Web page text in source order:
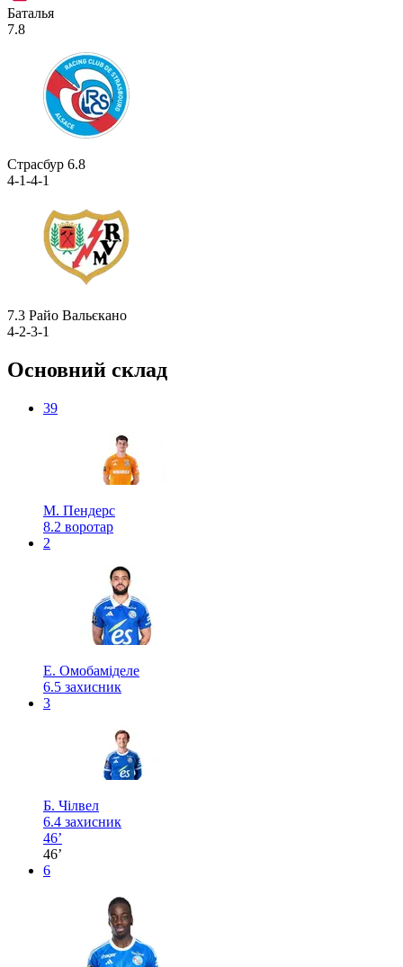
Баталья
7.8
Страсбур 6.8
4-1-4-1
7.3 Райо Вальєкано
4-2-3-1
Основний склад
39
М. Пендерс
8.2 воротар
2
Е. Омобаміделе
6.5 захисник
3
Б. Чілвел
6.4 захисник
46’
46’
6